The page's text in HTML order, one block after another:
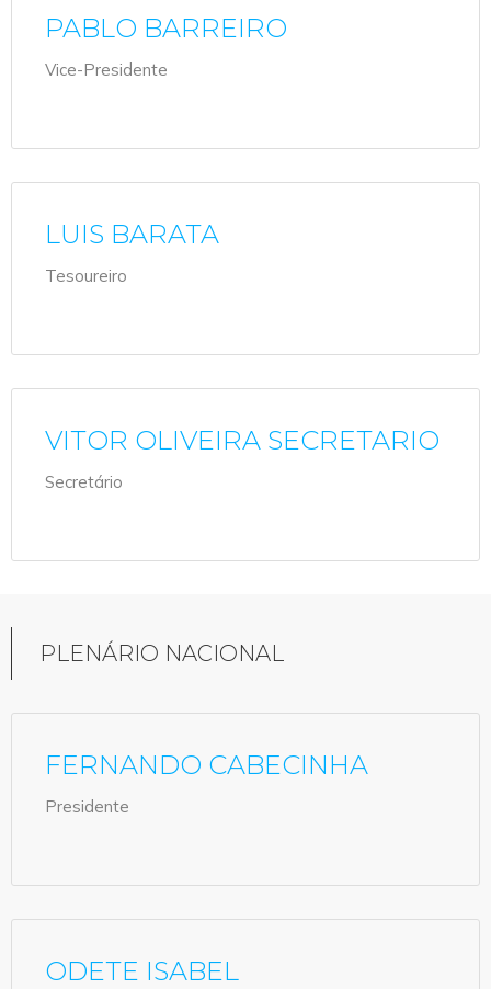
PABLO BARREIRO
Vice-Presidente
LUIS BARATA
Tesoureiro
VITOR OLIVEIRA SECRETARIO
Secretário
PLENÁRIO NACIONAL
FERNANDO CABECINHA
Presidente
ODETE ISABEL